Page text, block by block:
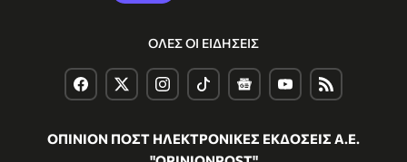
ΟΛΕΣ ΟΙ ΕΙΔΗΣΕΙΣ
ΟΠΙΝΙΟΝ ΠΟΣΤ ΗΛΕΚΤΡΟΝΙΚΕΣ ΕΚΔΟΣΕΙΣ Α.Ε.